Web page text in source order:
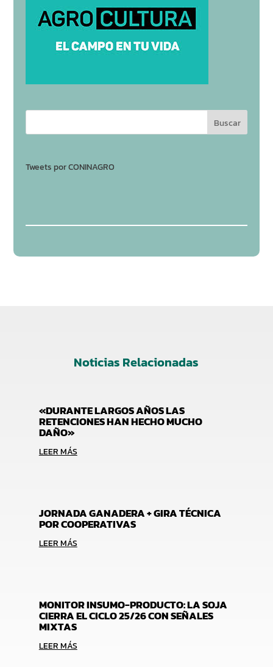
Tweets por CONINAGRO
Noticias Relacionadas
«DURANTE LARGOS AÑOS LAS
RETENCIONES HAN HECHO MUCHO
DAÑO»
LEER MÁS
JORNADA GANADERA + GIRA TÉCNICA
POR COOPERATIVAS
LEER MÁS
MONITOR INSUMO-PRODUCTO: LA SOJA
CIERRA EL CICLO 25/26 CON SEÑALES
MIXTAS
LEER MÁS